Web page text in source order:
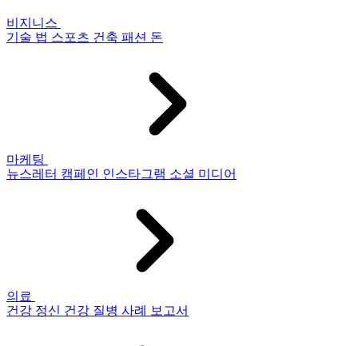
비지니스
기술 법 스포츠 건축 패션 돈
마케팅
뉴스레터 캠페인 인스타그램 소셜 미디어
의료
건강 정신 건강 질병 사례 보고서